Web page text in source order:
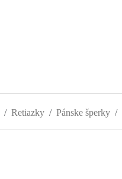
Retiazky Pánske šperky